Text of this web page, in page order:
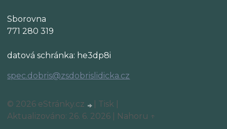
Sborovna
771 280 319
datová schránka: he3dp8i
spec.dobris@zsdobrislidicka.cz
© 2026 eStránky.cz Tisk
Aktualizováno: 26. 6. 2026
Nahoru ↑